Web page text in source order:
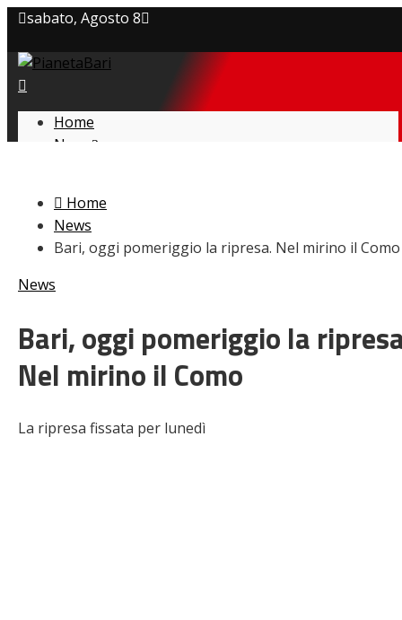
sabato, Agosto 8
Privacy policy
Cookie Policy
Home
News
L’avversario
Giovanili
Le pagelle
Interviste
Calciomercato
Serie B
Video
Home
News
Bari, oggi pomeriggio la ripresa. Nel mirino il Como
News
Bari, oggi pomeriggio la
Nel mirino il Como
La ripresa fissata per lunedì